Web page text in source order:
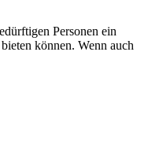
Personen ein
können. Wenn auch